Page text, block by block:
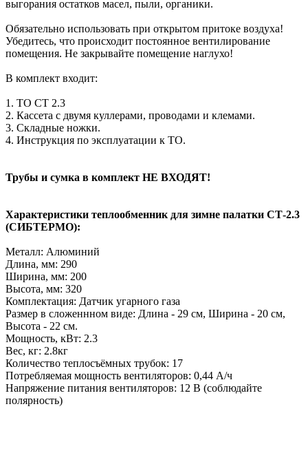
выгорания остатков масел, пыли, органики.
Обязательно использовать при открытом притоке воздуха!
Убедитесь, что происходит постоянное вентилирование
помещения. Не закрывайте помещение наглухо!
В комплект входит:
1. ТО СТ 2.3
2. Кассета с двумя куллерами, проводами и клемами.
3. Складные ножки.
4. Инструкция по эксплуатации к ТО.
Трубы и сумка в комплект НЕ ВХОДЯТ!
Характеристики теплообменник для зимне палатки СТ-2.3
(СИБТЕРМО):
Металл: Алюминий
Длина, мм: 290
Ширина, мм: 200
Высота, мм: 320
Комплектация: Датчик угарного газа
Размер в сложеннном виде: Длина - 29 см, Ширина - 20 см,
Высота - 22 см.
Мощность, кВт: 2.3
Вес, кг: 2.8кг
Количество теплосъёмных трубок: 17
Потребляемая мощность вентиляторов: 0,44 А/ч
Напряжение питания вентиляторов: 12 В (соблюдайте
полярность)